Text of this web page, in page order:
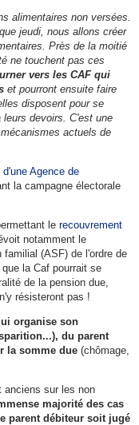
alimentaires non versées.
jeudi, nous allons créer
Près de la moitié
ne touchent pas ces
vers les CAF qui
et pourront ensuite faire
disposent pour se
devoirs. C'est une
actuels de
Agence de
la campagne électorale
le recouvrement
notamment le
(ASF) de l'ordre de
la Caf pourrait se
de la pension due,
résisteront pas !
organise son
du parent
la somme due(chômage,
anciens sur les non
majorité des cas
parent débiteur soit jugé